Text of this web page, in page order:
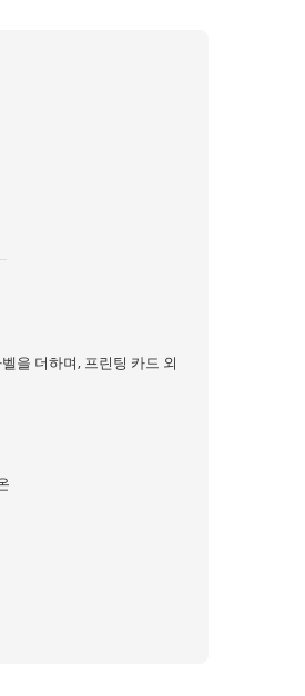
을 더하며, 프린팅 카드 외